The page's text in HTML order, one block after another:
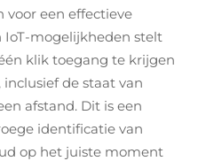
voor een effectieve
IoT-mogelijkheden stelt
klik toegang te krijgen
de staat van
afstand. Dit is een
identificatie van
op het juiste moment